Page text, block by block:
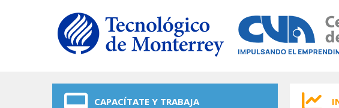
CAPACÍTATE Y TRABAJA